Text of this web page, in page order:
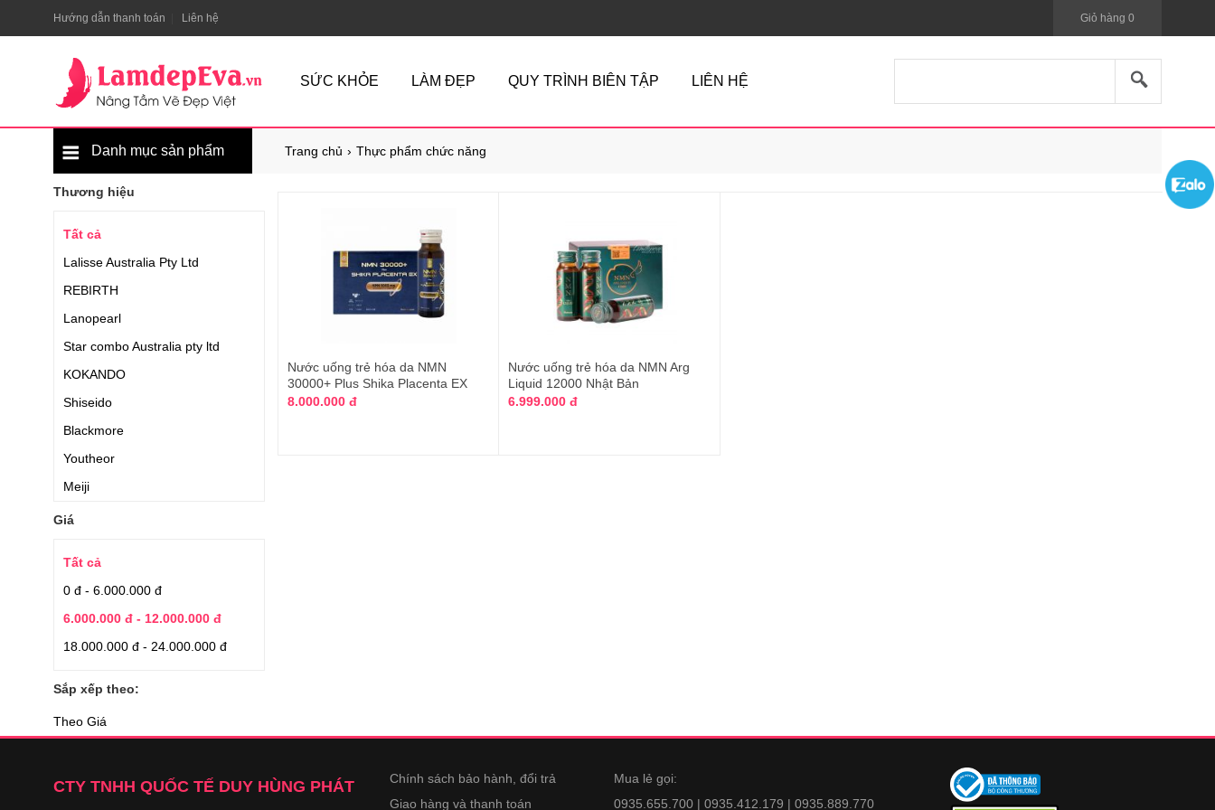
Hướng dẫn thanh toán Liên hệ Giỏ hàng 0
SỨC KHỎE LÀM ĐẸP QUY TRÌNH BIÊN TẬP LIÊN HỆ
Trang chủ Thực phẩm chức năng
Danh mục sản phẩm
Thương hiệu
Tất cả
Lalisse Australia Pty Ltd
REBIRTH
Lanopearl
Star combo Australia pty ltd
KOKANDO
Shiseido
Blackmore
Youtheor
Meiji
Jarrow Formulas
Applied Nutrition
Nature’s Bounty
Auhealth
Earthrise
Japan Algae
Quaker Oats
YuHan.Co
Giá
Tất cả
0 đ - 6.000.000 đ
6.000.000 đ - 12.000.000 đ
18.000.000 đ - 24.000.000 đ
Sắp xếp theo:
Theo Giá
Nước uống trẻ hóa da NMN
30000+ Plus Shika Placenta EX
8.000.000 đ
Nước uống trẻ hóa da NMN Arg
Liquid 12000 Nhật Bản
6.999.000 đ
CTY TNHH QUỐC TẾ DUY HÙNG PHÁT
Chính sách bảo hành, đổi trả
Giao hàng và thanh toán
Mua lẻ gọi:
0935.655.700 | 0935.412.179 | 0935.889.770